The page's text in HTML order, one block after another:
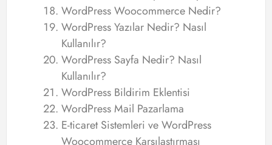
WordPress Woocommerce Nedir?
WordPress Yazılar Nedir? Nasıl
Kullanılır?
WordPress Sayfa Nedir? Nasıl
Kullanılır?
WordPress Bildirim Eklentisi
WordPress Mail Pazarlama
E-ticaret Sistemleri ve WordPress
Woocommerce Karşılaştırması